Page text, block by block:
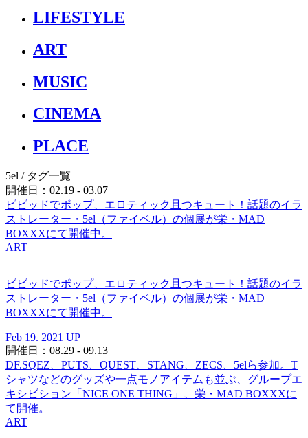
LIFESTYLE
ART
MUSIC
CINEMA
PLACE
5el / タグ一覧
開催日：02.19 - 03.07
ビビッドでポップ、エロティック且つキュート！話題のイラ
ストレーター・5el（ファイベル）の個展が栄・MAD
BOXXXにて開催中。
ART
ビビッドでポップ、エロティック且つキュート！話題のイラ
ストレーター・5el（ファイベル）の個展が栄・MAD
BOXXXにて開催中。
Feb 19. 2021 UP
開催日：08.29 - 09.13
DF.SQEZ、PUTS、QUEST、STANG、ZECS、5elら参加。T
シャツなどのグッズや一点モノアイテムも並ぶ、グループエ
キシビション「NICE ONE THING」、栄・MAD BOXXXに
て開催。
ART